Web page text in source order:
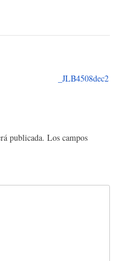
_JLB4508dec2
publicada. Los campos